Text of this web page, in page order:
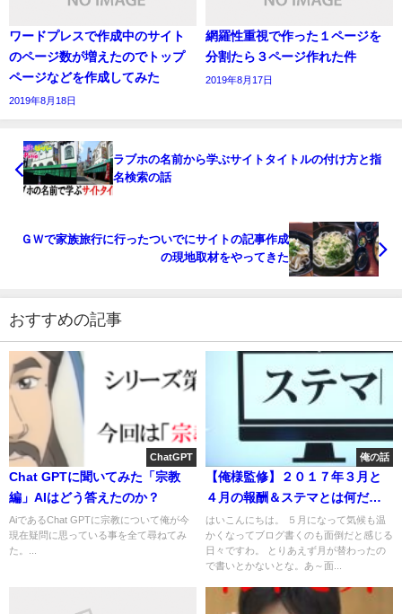
ワードプレスで作成中のサイト
のページ数が増えたのでトップ
ページなどを作成してみた
2019年8月18日
網羅性重視で作った１ページを
分割たら３ページ作れた件
2019年8月17日
ラブホの名前から学ぶサイトタイトルの付け方と指
名検索の話
ＧＷで家族旅行に行ったついでにサイトの記事作成
の現地取材をやってきた
おすすめの記事
ChatGPT
Chat GPTに聞いてみた「宗教
編」AIはどう答えたのか？
AiであるChat GPTに宗教について俺が今
現在疑問に思っている事を全て尋ねてみ
た。...
俺の話
【俺様監修】２０１７年３月と
４月の報酬＆ステマとは何だ
ね？の巻
はいこんにちは。 ５月になって気候も温
かくなってブログ書くのも面倒だと感じる
日々ですわ。 とりあえず月が替わったの
で書いとかないとな。あ～面...